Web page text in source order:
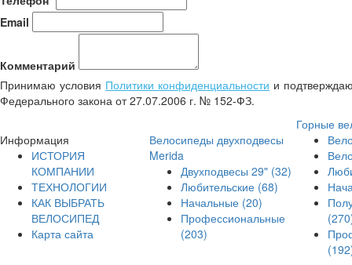
Email
Комментарий
Принимаю условия Политики конфиденциальности и
Федерального закона от 27.07.2006 г. № 152-ФЗ.
Информация
ИСТОРИЯ
КОМПАНИИ
ТЕХНОЛОГИИ
КАК ВЫБРАТЬ
ВЕЛОСИПЕД
Карта сайта
Велосипеды двухподвесы
Merida
Двухподвесы 29" (32)
Любительские (68)
Начальные (20)
Профессиональные
(203)
Горные